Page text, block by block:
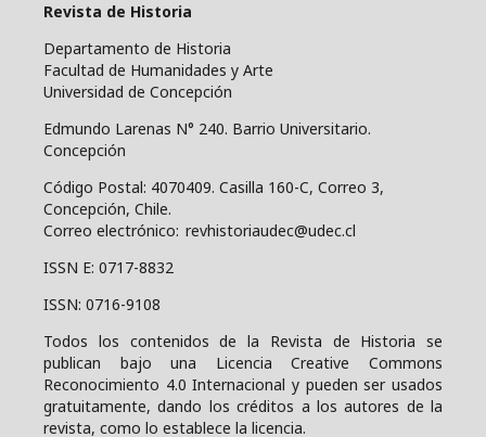
Revista de Historia
Departamento de Historia
Facultad de Humanidades y Arte
Universidad de Concepción
Edmundo Larenas N° 240. Barrio Universitario.
Concepción
Código Postal: 4070409. Casilla 160-C, Correo 3,
Concepción, Chile.
Correo electrónico: revhistoriaudec@udec.cl
ISSN E: 0717-8832
ISSN: 0716-9108
Todos los contenidos de la Revista de Historia se
publican bajo una
Licencia Creative Commons
Reconocimiento 4.0 Internacional y pueden ser usados
gratuitamente, dando los créditos a los autores de la
revista, como lo establece la licencia.